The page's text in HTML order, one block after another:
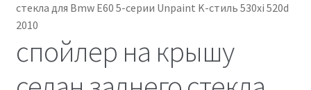
Примеры работ
Услуги
стекла для Bmw E60 5-серии Unpaint K-стиль 530xi 520d
2010
спойлер на крышу